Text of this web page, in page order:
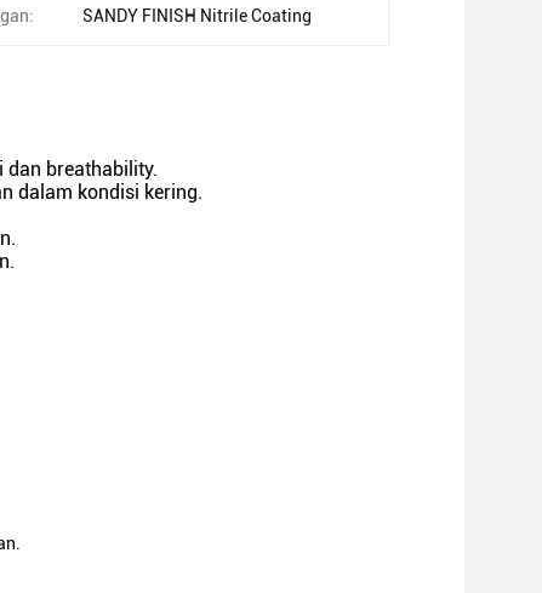
SANDY FINISH Nitrile Coating
dan breathability.
dalam kondisi kering.